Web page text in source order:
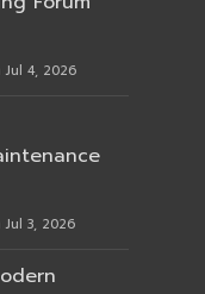
Jul 4, 2026
Jul 3, 2026